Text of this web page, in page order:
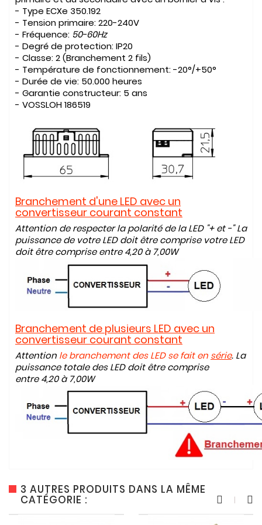
- Type ECXe 350.192
- Tension primaire:220-240V
- Fréquence: 50-60Hz
- Degré de protection:IP20
- Classe:2 (Branchement 2 fils)
- Température de fonctionnement:-20°/+50°
- Durée de vie: 50.000 heures
- Garantie constructeur: 5 ans
- VOSSLOH186519
Branchement d'une LED avec un
convertisseur courant constant
Attention de respecter la polarité de la LED "+ et -" La
puissance de votre LED doit être comprise votre LED
doit être comprise entre 4,20 à 7,00W
Branchement de plusieurs LED avec un
convertisseur courant constant
Attention le branchement des LED se fait en série. La
puissance totale des LED doit être comprise
entre 4,20 à 7,00W
3 AUTRES PRODUITS DANS LA MÊME
CATÉGORIE :